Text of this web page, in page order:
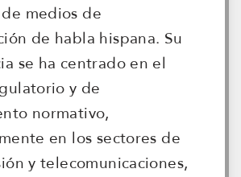
medios de
de habla hispana. Su
se ha centrado en el
y de
normativo,
en los sectores de
y telecomunicaciones,